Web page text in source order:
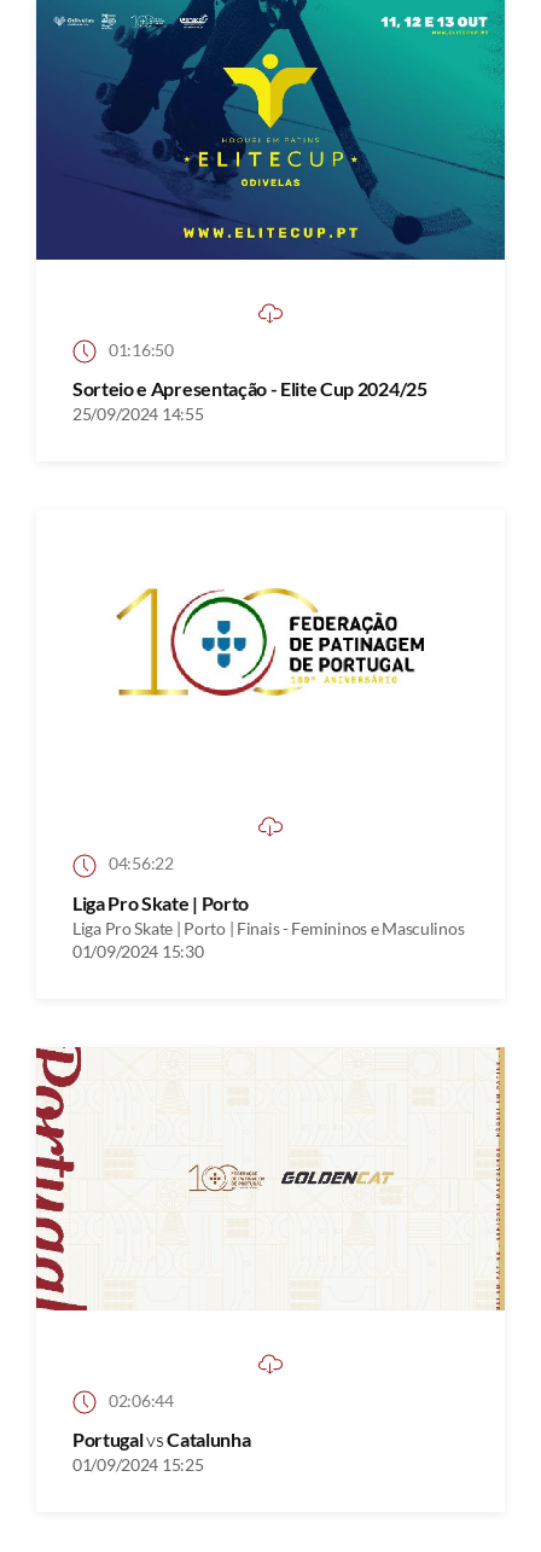
01:16:50
Sorteio e Apresentação - Elite Cup 2024/25
25/09/2024 14:55
04:56:22
Liga Pro Skate | Porto
Liga Pro Skate | Porto | Finais - Femininos e Masculinos
01/09/2024 15:30
02:06:44
PortugalvsCatalunha
01/09/2024 15:25